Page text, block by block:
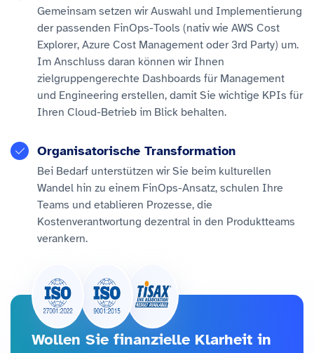
Gemeinsam setzen wir Auswahl und Implementierung
der passenden FinOps-Tools (nativ wie AWS Cost
Explorer, Azure Cost Management oder 3rd Party) um.
Im Anschluss daran können wir Ihnen
zielgruppengerechte Dashboards für Management
und Engineering erstellen, damit Sie wichtige KPIs für
Ihren Cloud-Betrieb im Blick behalten.
Organisatorische Transformation
Bei Bedarf unterstützen wir Sie beim kulturellen
Wandel hin zu einem FinOps-Ansatz, schulen Ihre
Teams und etablieren Prozesse, die
Kostenverantwortung dezentral in den Produktteams
verankern.
Wollen Sie finanzielle Klarheit in